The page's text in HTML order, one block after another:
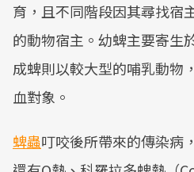
育，且不同階段因其尋找宿
的動物宿主。幼蜱主要寄生
成蜱則以較大型的哺乳動物
血對象。
蜱蟲叮咬後所帶來的傳染病